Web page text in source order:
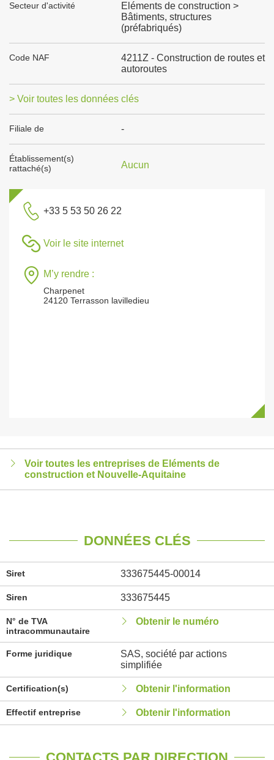
Secteur d'activité
Eléments de construction >
Bâtiments, structures
(préfabriqués)
Code NAF
4211Z - Construction de routes et
autoroutes
> Voir toutes les données clés
Filiale de -
Établissement(s)
rattaché(s)
Aucun
+33 5 53 50 26 22
Voir le site internet
M’y rendre :
Charpenet
24120 Terrasson lavilledieu
Voir toutes les entreprises de Eléments de
construction et Nouvelle-Aquitaine
DONNÉES CLÉS
Siret 333675445-00014
Siren 333675445
N° de TVA
intracommunautaire
Obtenir le numéro
Forme juridique
SAS, société par actions
simplifiée
Certification(s) Obtenir l'information
Effectif entreprise Obtenir l'information